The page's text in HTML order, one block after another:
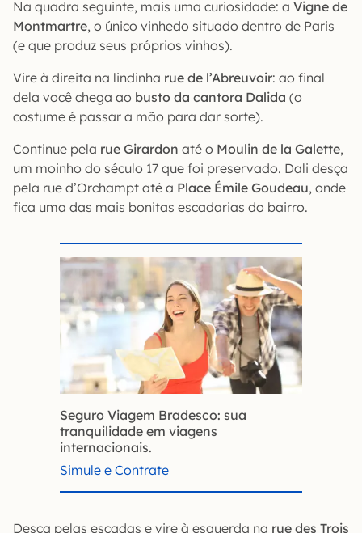
Na quadra seguinte, mais uma curiosidade: a Vigne de
Montmartre, o único vinhedo situado dentro de Paris
(e que produz seus próprios vinhos).
Vire à direita na lindinha rue de l’Abreuvoir: ao final
dela você chega ao busto da cantora Dalida (o
costume é passar a mão para dar sorte).
Continue pela rue Girardon até o Moulin de la Galette,
um moinho do século 17 que foi preservado. Dali desça
pela rue d’Orchampt até a Place Émile Goudeau, onde
fica uma das mais bonitas escadarias do bairro.
Seguro Viagem Bradesco: sua
tranquilidade em viagens
internacionais.
Simule e Contrate
Desça pelas escadas e vire à esquerda na rue des Trois